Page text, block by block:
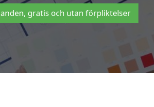
gratis och utan förpliktelser